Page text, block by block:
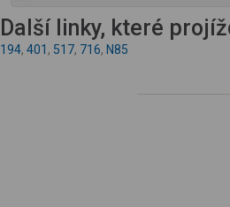
Další linky, které
194, 401 , 517, 716, N85